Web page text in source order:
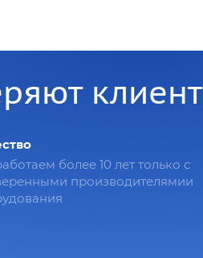
более 10 лет только с
производителямии